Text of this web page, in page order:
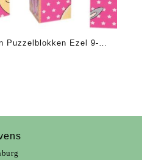
Puzzelblokken Ezel 9-
Cm